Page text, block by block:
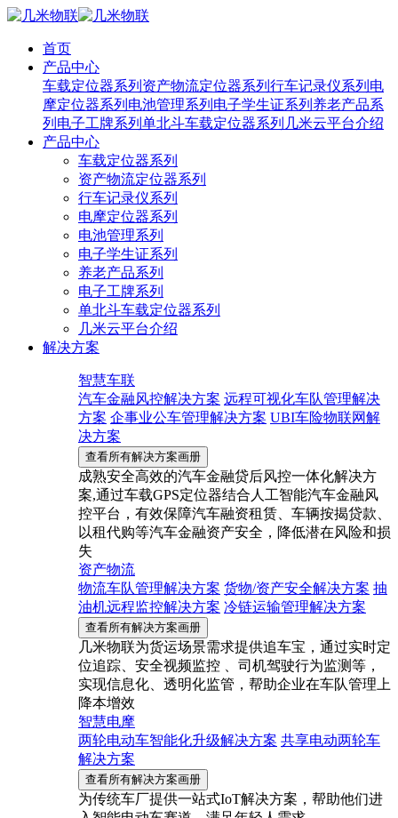
首页
产品中心
车载定位器系列 资产物流定位器系列 行车记录仪系列 电
摩定位器系列 电池管理系列 电子学生证系列 养老产品系
列 电子工牌系列 单北斗车载定位器系列 几米云平台介绍
产品中心
车载定位器系列
资产物流定位器系列
行车记录仪系列
电摩定位器系列
电池管理系列
电子学生证系列
养老产品系列
电子工牌系列
单北斗车载定位器系列
几米云平台介绍
解决方案
智慧车联
汽车金融风控解决方案 远程可视化车队管理解决
方案 企事业公车管理解决方案 UBI车险物联网解
决方案
查看所有解决方案画册
成熟安全高效的汽车金融贷后风控一体化解决方
案,通过车载GPS定位器结合人工智能汽车金融风
控平台，有效保障汽车融资租赁、车辆按揭贷款、
以租代购等汽车金融资产安全，降低潜在风险和损
失
资产物流
物流车队管理解决方案 货物/资产安全解决方案 抽
油机远程监控解决方案 冷链运输管理解决方案
查看所有解决方案画册
几米物联为货运场景需求提供追车宝，通过实时定
位追踪、安全视频监控 、司机驾驶行为监测等，
实现信息化、透明化监管，帮助企业在车队管理上
降本增效
智慧电摩
两轮电动车智能化升级解决方案 共享电动两轮车
解决方案
查看所有解决方案画册
为传统车厂提供一站式IoT解决方案，帮助他们进